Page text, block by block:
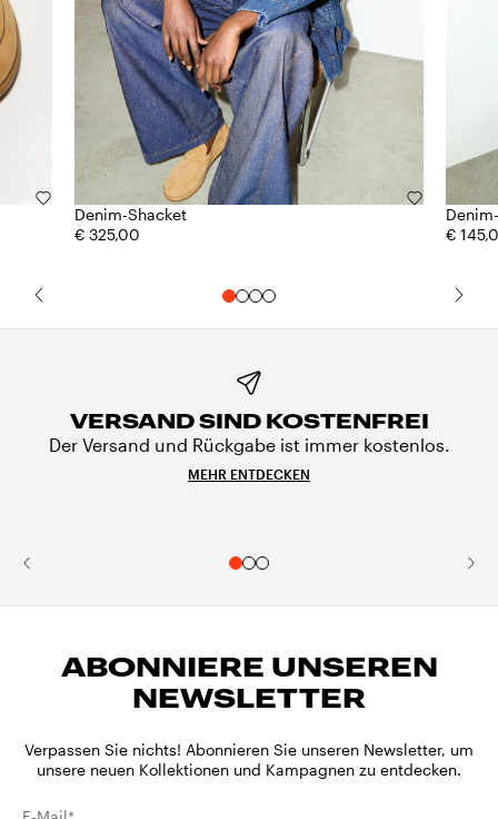
Denim-Shacket
€ 325,00
€
VERSAND SIND KOSTENFREI
Der Versand und Rückgabe ist immer kostenlos.
MEHR ENTDECKEN
ABONNIERE UNSEREN
NEWSLETTER
Verpassen Sie nichts! Abonnieren Sie unseren Newsletter, um
unsere neuen Kollektionen und Kampagnen zu entdecken.